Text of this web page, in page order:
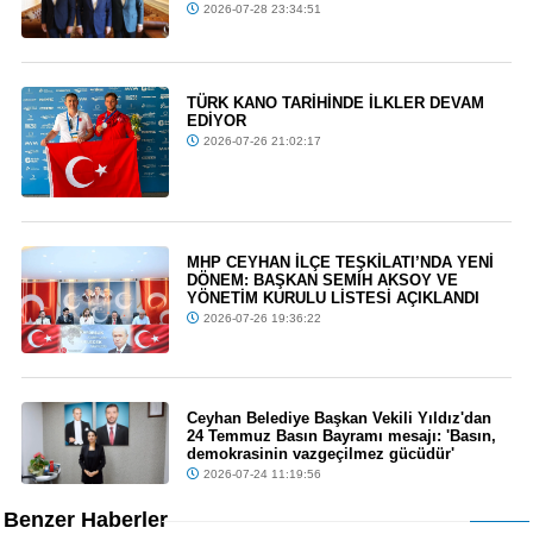
2026-07-28 23:34:51
TÜRK KANO TARİHİNDE İLKLER DEVAM
EDİYOR
2026-07-26 21:02:17
MHP CEYHAN İLÇE TEŞKİLATI’NDA YENİ
DÖNEM: BAŞKAN SEMİH AKSOY VE
YÖNETİM KURULU LİSTESİ AÇIKLANDI
2026-07-26 19:36:22
Ceyhan Belediye Başkan Vekili Yıldız'dan
24 Temmuz Basın Bayramı mesajı: 'Basın,
demokrasinin vazgeçilmez gücüdür'
2026-07-24 11:19:56
Benzer Haberler